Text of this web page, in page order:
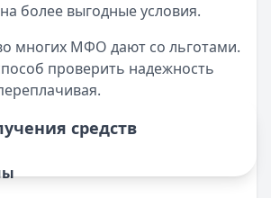
более выгодные условия.
многих МФО дают со льготами.
проверить надежность
средств
ваши